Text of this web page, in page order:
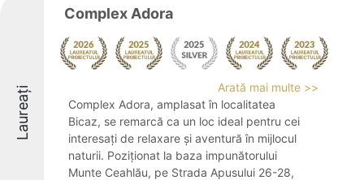
Laureați
Complex Adora
Arată mai multe >>
Complex Adora, amplasat în localitatea
Bicaz, se remarcă ca un loc ideal pentru cei
interesați de relaxare și aventură în mijlocul
naturii. Poziționat la baza impunătorului
Munte Ceahlău, pe Strada Apusului 26-28,